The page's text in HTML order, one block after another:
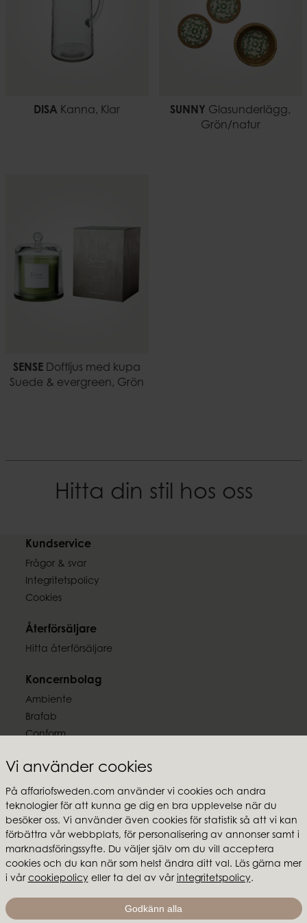
Vi använder cookies
På affariofsweden.com använder vi cookies och andra
teknologier för att kunna ge dig en bra upplevelse när du
besöker oss. Vi använder även cookies för statistik så att vi kan
förbättra vår webbplats, för personalisering av annonser samt i
marknadsföringssyfte. Du väljer själv om du vill acceptera
cookies och du kan när som helst ändra ditt val. Läs gärna mer
i vår cookiepolicyeller ta del av vår integritetspolicy.
Godkänn alla
DISA Kanna, Klar SUNNY Glasunderlägg,
Grön/natur
SENSE Doftljus med kupa
Suede & evergreen, Grön
Hitta din stil hos oss
Kundservice
Frågor & svar
Integritetspolicy
Cookies
Återförsäljare
Hitta återförsäljare
Koncernbolag
Ambiente
Brafab
Conform
MTI
Följ oss
Affari of Sweden
Om oss